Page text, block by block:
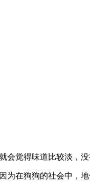
会觉得味道比较淡，
在狗狗的社会中，地